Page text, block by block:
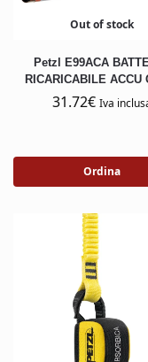
Out of stock
Petzl E99ACA
RICARICABILE ACCU
31.72€ Iva
Ordina